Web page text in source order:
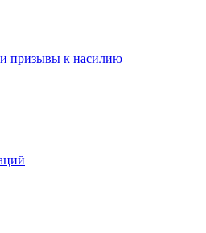
и призывы к насилию